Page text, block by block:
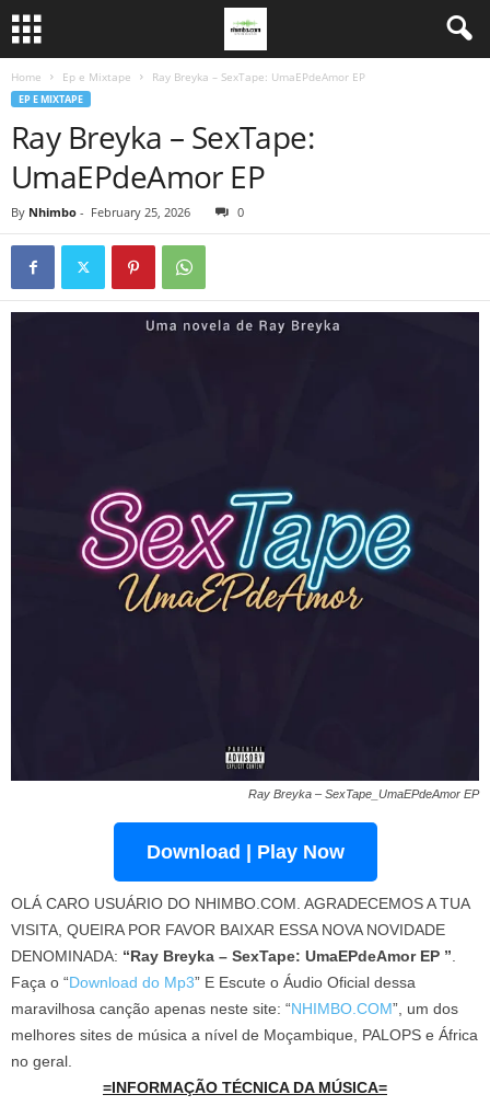
Home Ep e Mixtape Ray Breyka – SexTape: UmaEPdeAmor EP
EP E MIXTAPE
Ray Breyka – SexTape:
UmaEPdeAmor EP
By Nhimbo - February 25, 2026 0
Ray Breyka – SexTape_UmaEPdeAmor EP
Download | Play Now
OLÁ CARO USUÁRIO DO NHIMBO.COM. AGRADECEMOS A TUA
VISITA, QUEIRA POR FAVOR BAIXAR ESSA NOVA NOVIDADE
DENOMINADA: “Ray Breyka – SexTape: UmaEPdeAmor EP ”
Faça o “Download do Mp3” E Escute o Áudio Oficial dessa
maravilhosa canção apenas neste site: “NHIMBO.COM”, um dos
melhores sites de música a nível de Moçambique, PALOPS e África
no geral.
=INFORMAÇÃO TÉCNICA DA MÚSICA=